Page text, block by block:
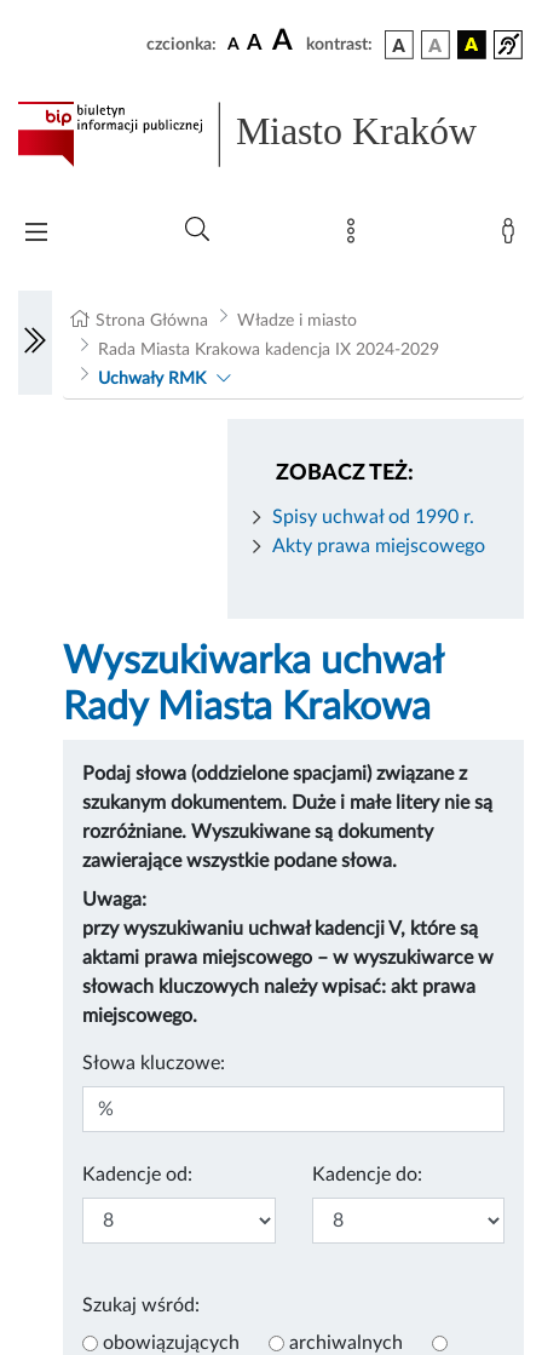
czcionka: A A A kontrast:
Miasto Kraków
Strona Główna
Władze i miasto
Rada Miasta Krakowa kadencja IX 2024-2029
Uchwały RMK
ZOBACZ TEŻ:
Spisy uchwał od 1990 r.
Akty prawa miejscowego
Wyszukiwarka uchwał
Rady Miasta Krakowa
Podaj słowa (oddzielone spacjami) związane z
szukanym dokumentem. Duże i małe litery nie są
rozróżniane. Wyszukiwane są dokumenty
zawierające wszystkie podane słowa.
Uwaga:
przy wyszukiwaniu uchwał kadencji V, które są
aktami prawa miejscowego – w wyszukiwarce w
słowach kluczowych należy wpisać: akt prawa
miejscowego.
Słowa kluczowe:
Kadencje od: Kadencje do:
Szukaj wśród:
obowiązujących
archiwalnych